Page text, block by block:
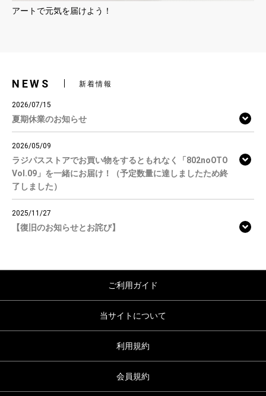
アートで元気を届けよう！
NEWS 新着情報
2026/07/15
夏期休業のお知らせ
2026/05/09
ラジパスストアでお買い物をするともれなく「802noOTO
Vol.09」を一緒にお届け！（予定数量に達しましたため終
了しました）
2025/11/27
【復旧のお知らせとお詫び】
ご利用ガイド
当サイトについて
利用規約
会員規約